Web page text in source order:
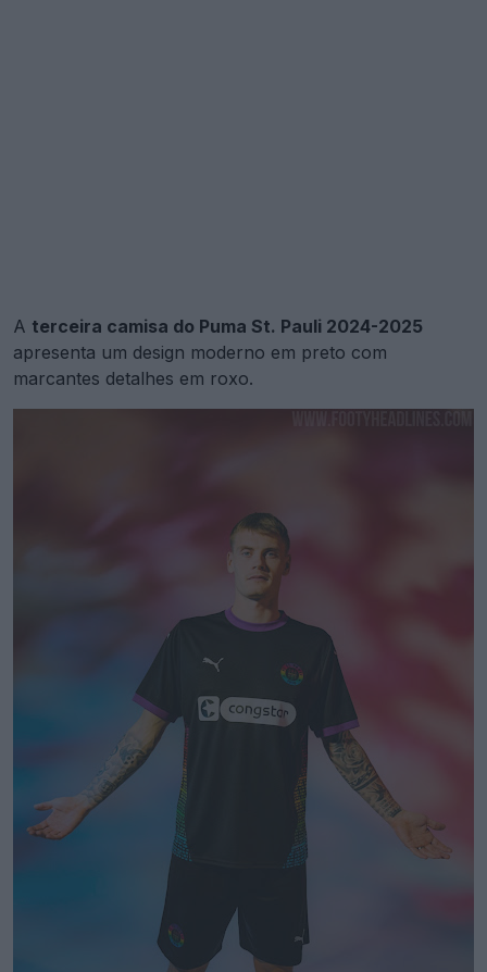
A terceira camisa do Puma St. Pauli 2024-2025
apresenta um design moderno em preto com
marcantes detalhes em roxo.